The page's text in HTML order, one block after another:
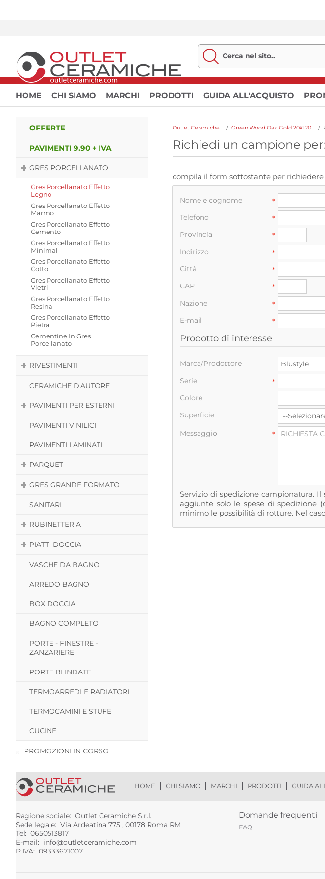
HOME CHI SIAMO MARCHI PRODOTTI GUIDA ALL'ACQUISTO
OFFERTE
PAVIMENTI 9.90 + IVA
GRES PORCELLANATO
Gres Porcellanato Effetto
Legno
Gres Porcellanato Effetto
Marmo
Gres Porcellanato Effetto
Cemento
Gres Porcellanato Effetto
Minimal
Gres Porcellanato Effetto
Cotto
Gres Porcellanato Effetto
Vietri
Gres Porcellanato Effetto
Resina
Gres Porcellanato Effetto
Pietra
Cementine In Gres
Porcellanato
RIVESTIMENTI
CERAMICHE D'AUTORE
PAVIMENTI PER ESTERNI
PAVIMENTI VINILICI
PAVIMENTI LAMINATI
PARQUET
GRES GRANDE FORMATO
SANITARI
RUBINETTERIA
PIATTI DOCCIA
VASCHE DA BAGNO
ARREDO BAGNO
BOX DOCCIA
BAGNO COMPLETO
PORTE - FINESTRE -
ZANZARIERE
PORTE BLINDATE
TERMOARREDI E RADIATORI
TERMOCAMINI E STUFE
CUCINE
PROMOZIONI IN CORSO
Outlet Ceramiche / Green Wood Oak Gold 20X120 /
Richiedi un campione
compila il form sottostante per
Nome e cognome *
Telefono *
Provincia *
Indirizzo *
Città *
CAP *
Nazione *
E-mail *
Prodotto di interesse
Marca/Prodottore
Serie
*
Colore
Superficie
Messaggio *
Servizio di spedizione campionatura.
aggiunte solo le spese di spedizione
minimo le possibilità di rotture. Nel
HOME CHI SIAMO MARCHI PRODOTTI GUIDA
Ragione sociale: Outlet Ceramiche S.r.l.
Sede legale: Via Ardeatina 775 , 00178 Roma RM
Tel: 0650513817
E-mail: info@outletceramiche.com
P.IVA: 09333671007
Domande frequenti
FAQ